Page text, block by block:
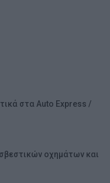
στα Auto Express /
οχημάτων και